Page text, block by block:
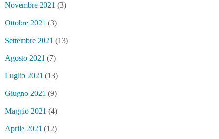
Novembre 2021 (3)
Ottobre 2021 (3)
Settembre 2021 (13)
Agosto 2021 (7)
Luglio 2021 (13)
Giugno 2021 (9)
Maggio 2021 (4)
Aprile 2021 (12)